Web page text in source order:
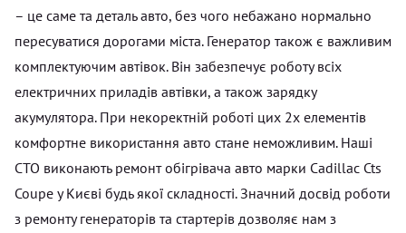
– це саме та деталь авто, без чого небажано нормально
пересуватися дорогами міста. Генератор також є важливим
комплектуючим автівок. Він забезпечує роботу всіх
електричних приладів автівки, а також зарядку
акумулятора. При некоректній роботі цих 2х елементів
комфортне використання авто стане неможливим. Наші
СТО виконають ремонт обігрівача авто марки Cadillac Cts
Coupe у Києві будь якої складності. Значний досвід роботи
з ремонту генераторів та стартерів дозволяє нам з